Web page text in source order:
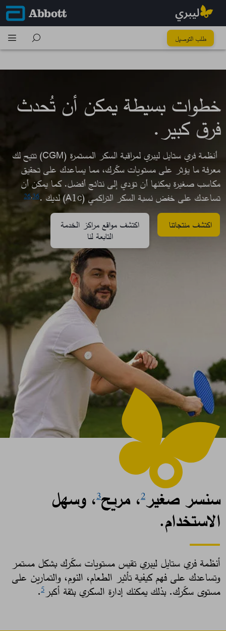
طلب التوصيلكُل خطوة تِفرق
خطوات بسيطة يمكن أن تُحدث
فرق كبير.​
أنظمة فري ستايل ليبري لمراقبة السكر المستمرة (CGM) تتيح لك
معرفة ما يؤثر على مستويات سكّرك، مما يساعدك على تحقيق
مكاسب صغيرة يمكنها أن تؤدي إلى نتائج أفضل. كما يمكن أن
تساعدك على خفض نسبة السكر التراكمي (A1c) لديك .
26,36
اكتشف منتجاتنا اكتشف مواقع مراكز الخدمة
التابعة لنا​
سنسر صغير2، مريح3، وسهل
الاستخدام.
أنظمة فري ستايل ليبري تقيس مستويات سكّرك بشكل مستمر
وتساعدك على فهم كيفية تأثير الطعام، النوم، والتمارين على
مستوى سكّرك. بذلك يمكنك إدارة السكري بثقة أكبر 5
. ​